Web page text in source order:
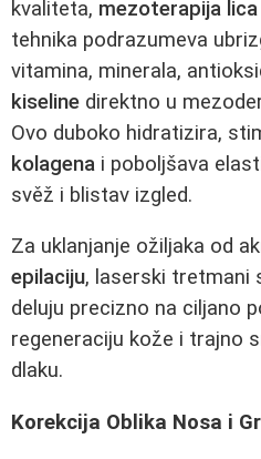
kvaliteta, mezoterapija lica
tehnika podrazumeva
vitamina, minerala,
kiseline direktno u
Ovo duboko hidratizira,
kolagena i poboljšava
svěž i blistav izgled.
Za uklanjanje ožiljaka od
epilaciju, laserski tretmani
deluju precizno na ciljano
regeneraciju kože i trajno
dlaku.
Korekcija Oblika Nosa i